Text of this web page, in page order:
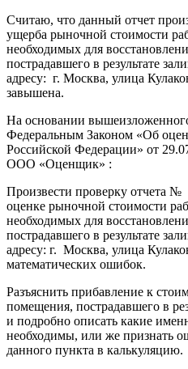
Считаю, что данный отчет
ущерба рыночной стоимости
необходимых для
пострадавшего в результате
адресу: г. Москва, улица
завышена.
На основании
Федеральным Законом «Об
Российской Федерации» от
ООО «Оценщик» :
Произвести проверку отчета
оценке рыночной стоимости
необходимых для
пострадавшего в результате
адресу: г. Москва, улица
математических ошибок.
Разъяснить прибавление к
помещения, пострадавшего в
и подробно описать какие
необходимы, или же признать
данного пункта в калькуляцию.